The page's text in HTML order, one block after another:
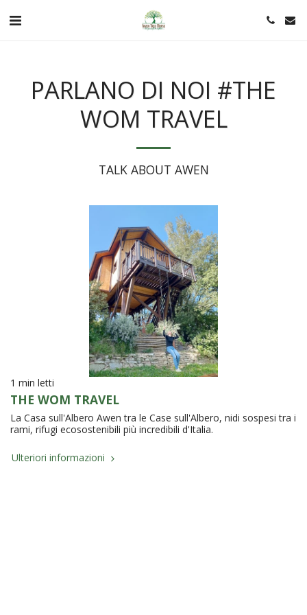
PARLANO DI NOI #THE
WOM TRAVEL
TALK ABOUT AWEN
1 min letti
THE WOM TRAVEL
La Casa sull'Albero Awen tra le Case sull'Albero, nidi sospesi tra i
rami, rifugi ecosostenibili più incredibili d'Italia.
Ulteriori informazioni